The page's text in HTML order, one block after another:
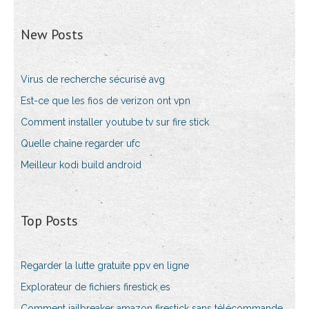
New Posts
Virus de recherche sécurisé avg
Est-ce que les fios de verizon ont vpn
Comment installer youtube tv sur fire stick
Quelle chaîne regarder ufc
Meilleur kodi build android
Top Posts
Regarder la lutte gratuite ppv en ligne
Explorateur de fichiers firestick es